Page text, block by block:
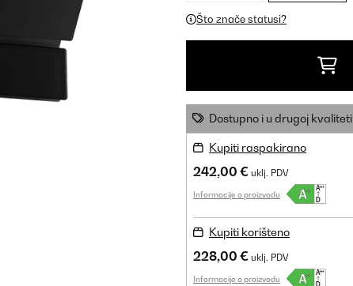
Što znače statusi?
Dostupno i u drugoj kvaliteti
Kupiti raspakirano
242,00 € uklj. PDV
Informacije o proizvodu
Kupiti korišteno
228,00 € uklj. PDV
Informacije o proizvodu